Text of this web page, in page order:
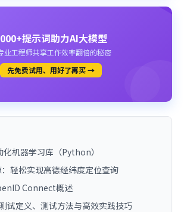
提示词助力AI大模型
业工程师共享工作效率翻倍的秘密
先免费试用、用好了再买 →
机器学习库（Python）
轻松实现高德经纬度定位查询
Connect概述
试定义、测试方法与高效实践技巧